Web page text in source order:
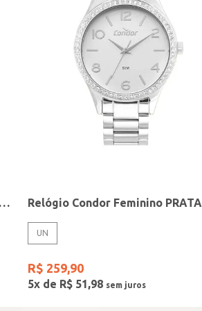
Acessório Feminino DOURADO Relógio Condor Feminino PRATA
UN
R$ 259,90
5x de R$ 51,98